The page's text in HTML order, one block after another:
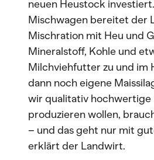
neuen Heustock
Mischwagen bereitet der
Mischration mit Heu und
Mineralstoff, Kohle und
Milchviehfutter zu und im
dann noch eigene
wir qualitativ hochwertige
produzieren wollen,
– und das geht nur mit
erklärt der Landwirt.